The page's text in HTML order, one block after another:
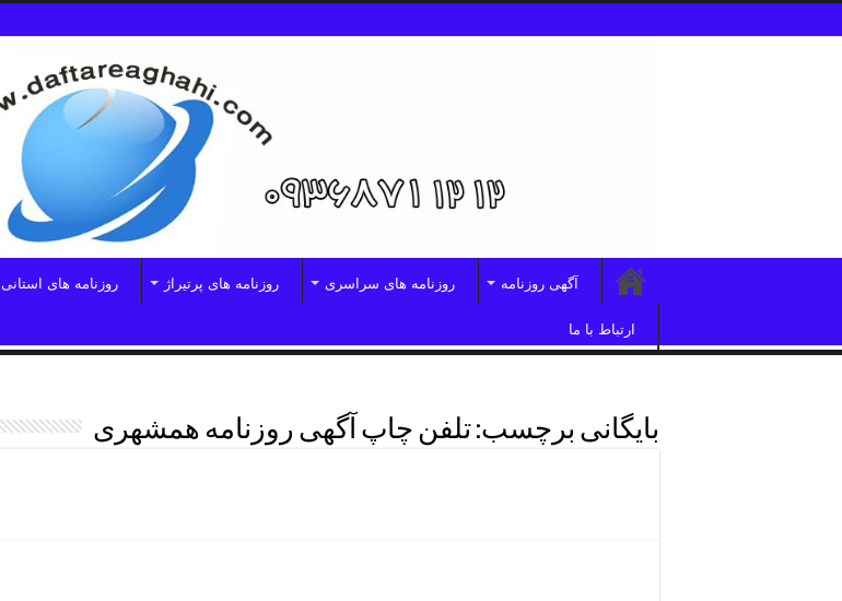
آگهی روزنامه روزنامه های سراسری روزنامه های پرتیراژ روزنامه های استانی
ارتباط با ما
بایگانی برچسب:تلفن چاپ آگهی روزنامه همشهری